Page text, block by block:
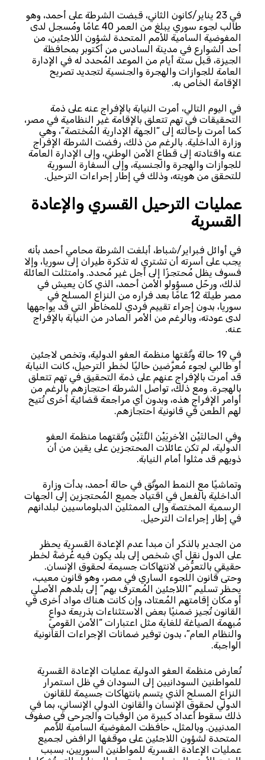
في 23 يناير/كانون الثاني، قبضت الشرطة على أحمد، وهو
طالب لجوء سوري يبلغ من العمر 40 عامًا ومُسجل لدى
المفوضية السامية للأمم المتحدة لشؤون اللاجئين، من
أحد الشوارع في مدينة السادس من أكتوبر بمحافظة
الجيزة، قبل ستة أيام من الموعد المُحدد له في الإدارة
العامة للجوازات والهجرة والجنسية لتجديد تصريح
الإقامة الخاص به.
في اليوم التالي، أمرت النيابة بالإفراج عنه على ذمة
التحقيقات في تهم تتعلق بالإقامة غير النظامية في مصر،
كما أمرت بإحالته إلى “الجهة الإدارية المُختصة”، وهي
وزارة الداخلية. بالرغم من ذلك، رفضت الشرطة الإفراج
عنه واقتادته إلى قطاع الأمن الوطني، وإلى الإدارة العامة
للجوازات والهجرة والجنسية، وإلى السفارة السورية
للتحقق من هويته، وذلك في إطار إجراءات الترحيل.
عمليات الترحيل القسري والإعادة
القسرية
في أوائل فبراير/شباط، أبلغت الشرطة محامي أحمد بأنه
يجب على أسرته أن تشتري له تذكرة طيران إلى سوريا، وإلا
فسوف يظل مُحتجزًا إلى أجل غير مُحدد. وامتثلت العائلة
لذلك، ورحّل مسؤولو الأمن أحمد، الذي كان يعيش في
مصر طيلة 12 عامًا بعد فراره من النزاع المسلح في
سوريا، بدون إجراء تقييم فردي للمخاطر التي قد يواجهها
لدى عودته، وبالرغم من الأمر الصادر من النيابة بالإفراج
عنه.
في 19 حالة وثَّقتها منظمة العفو الدولية، وتخص لاجئين
أو طالبي لجوء مُعرَّضين حاليًا لخطر الترحيل، كانت النيابة
قد أمرت بالإفراج عنهم على ذمة التحقيق في تهم تتعلق
بالهجرة. ومع ذلك، تواصل الشرطة احتجازهم بالرغم من
أوامر الإفراج هذه، وبدون أي مراجعة قضائية أخرى تُتيح
لهم الطعن في قانونية احتجازهم.
وفي الحالتَيْن الأخريَيْن اللَّتَيْن وثَّقتهما منظمة العفو
الدولية، لم تكن عائلات المحتجزين على يقين من أن
ذويهم قد مثلوا أمام النيابة.
وتماشيًا مع النمط الموثَّق في حالة أحمد، بدأت وزارة
الداخلية بالفعل في اقتياد جميع المُحتجزين إلى الجهات
الرسمية المختصة وإلى الممثلين الدبلوماسيين لبلدانهم
في إطار إجراءات الترحيل.
من الجدير بالذكر أن مبدأ عدم الإعادة القسرية يحظر
على الدول نقل أي شخص إلى بلد يكون فيه عُرضةً لخطر
حقيقي بالتعرُّض لانتهاكات جسيمة لحقوق الإنسان.
وحتى قانون اللجوء الساري في مصر، وهو قانون معيب،
يحظر تسليم “اللاجئين المُعترف بهم” إلى بلدهم الأصلي
أو مكان إقامتهم المُعتاد، وإن كانت هناك مواد أخرى في
القانون تُجيز ضمنيًا بعض الاستثناءات بذريعة دواعٍ
مُبهمة الصياغة للغاية مثل اعتبارات “الأمن القومي
والنظام العام”، بدون توفير ضمانات الإجراءات القانونية
الواجبة.
تُعارض منظمة العفو الدولية عمليات الإعادة القسرية
للمواطنين السودانيين إلى السودان في ظل استمرار
النزاع المسلح الذي يتسم بانتهاكات جسيمة للقانون
الدولي لحقوق الإنسان والقانون الدولي الإنساني، بما في
ذلك سقوط أعداد كبيرة من الوفيات والجرحى في صفوف
المدنيين. وبالمثل، حافظت المفوضية السامية للأمم
المتحدة لشؤون اللاجئين على موقفها الرافض لجميع
عمليات الإعادة القسرية للمواطنين السوريين، بسبب